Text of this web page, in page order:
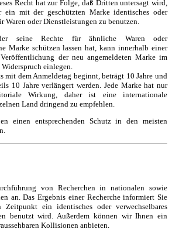
Recht hat zur Folge, daß Dritten untersagt wird,
ein mit der geschützten Marke identisches oder
Waren oder Dienstleistungen zu benutzen.
seine Rechte für ähnliche Waren oder
Marke schützen lassen hat, kann innerhalb einer
der neu angemeldeten Marke im
einlegen.
mit dem Anmeldetag beginnt, beträgt 10 Jahre und
10 Jahre verlängert werden. Jede Marke hat nur
Wirkung, daher ist eine internationale
Land dringend zu empfehlen.
einen entsprechenden Schutz in den meisten
von Recherchen in nationalen sowie
an. Das Ergebnis einer Recherche informiert Sie
ein identisches oder verwechselbares
benutzt wird. Außerdem können wir Ihnen ein
Kollisionen anbieten.